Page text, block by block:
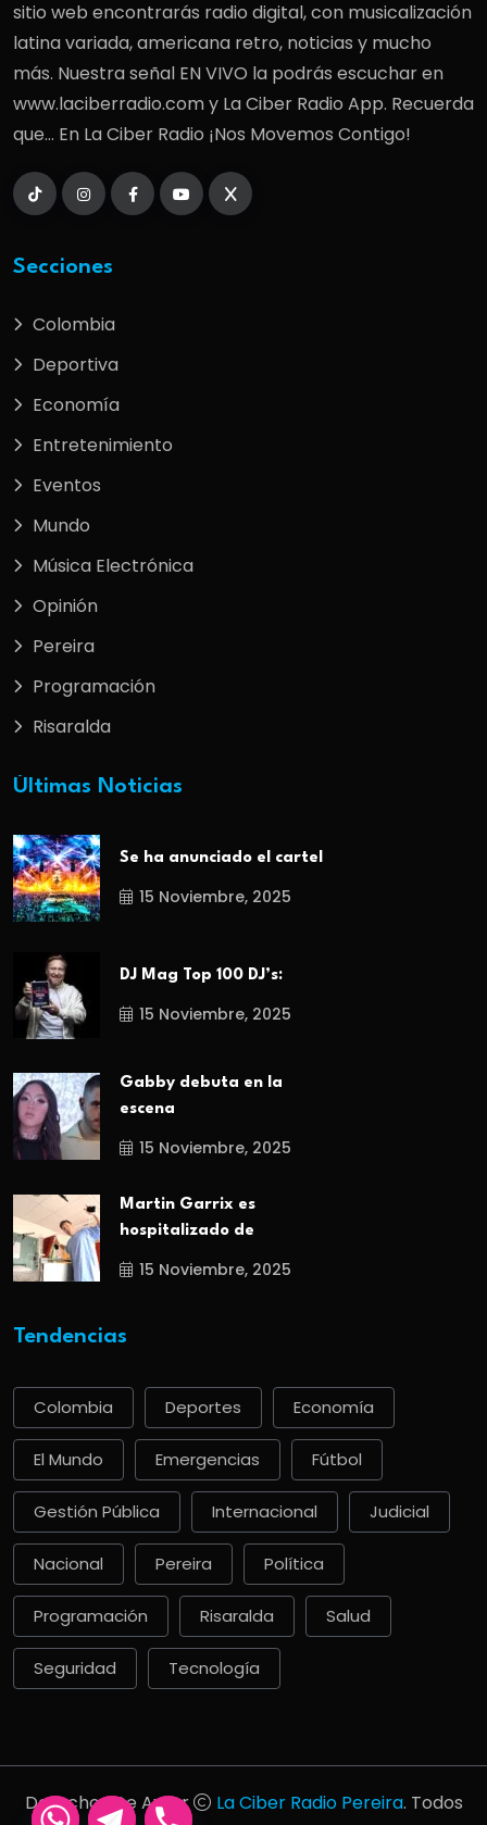
sitio web encontrarás radio digital, con musicalización
latina variada, americana retro, noticias y mucho
más. Nuestra señal EN VIVO la podrás escuchar en
www.laciberradio.com y La Ciber Radio App. Recuerda
que... En La Ciber Radio ¡Nos Movemos Contigo!
Secciones
Colombia
Deportiva
Economía
Entretenimiento
Eventos
Mundo
Música Electrónica
Opinión
Pereira
Programación
Risaralda
Últimas Noticias
Se ha anunciado el cartel
15 Noviembre, 2025
DJ Mag Top 100 DJ’s:
15 Noviembre, 2025
Gabby debuta en la
escena
15 Noviembre, 2025
Martin Garrix es
hospitalizado de
15 Noviembre, 2025
Tendencias
Colombia Deportes Economía
El Mundo Emergencias Fútbol
Gestión Pública Internacional Judicial
Nacional Pereira Política
Programación Risaralda Salud
Seguridad Tecnología
Derechos De Autor La Ciber Radio Pereira. Todos